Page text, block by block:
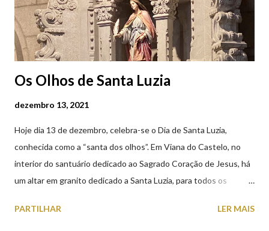
Os Olhos de Santa Luzia
dezembro 13, 2021
Hoje dia 13 de dezembro, celebra-se o Dia de Santa Luzia,
conhecida como a “santa dos olhos”. Em Viana do Castelo, no
interior do santuário dedicado ao Sagrado Coração de Jesus, há
um altar em granito dedicado a Santa Luzia, para todos os
uma capela dedicada a Santa Luzia construída no cimo do monte
PARTILHAR LER MAIS